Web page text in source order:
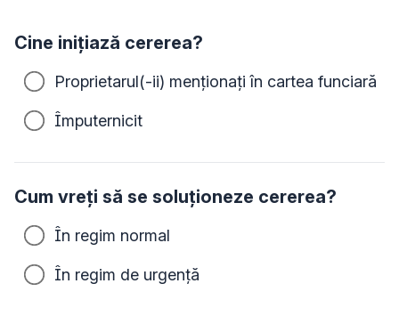
Cine inițiază cererea?
Proprietarul(-ii) menționați în cartea funciară
Împuternicit
Cum vreți să se soluționeze cererea?
În regim normal
În regim de urgență